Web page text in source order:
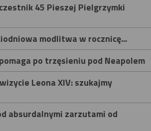
45 Pieszej Pielgrzymki
modlitwa w rocznicę...
po trzęsieniu pod Neapolem
Leona XIV: szukajmy
absurdalnymi zarzutami od